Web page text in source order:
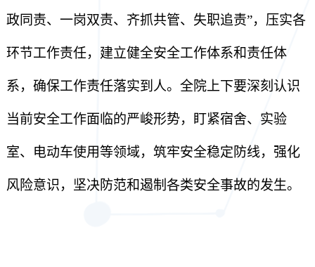
政同责、一岗双责、齐抓共管、失职追责”，压实各
环节工作责任，建立健全安全工作体系和责任体
系，确保工作责任落实到人。全院上下要深刻认识
当前安全工作面临的严峻形势，盯紧宿舍、实验
室、电动车使用等领域，筑牢安全稳定防线，强化
风险意识，坚决防范和遏制各类安全事故的发生。